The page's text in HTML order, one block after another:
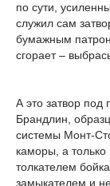
по сути,
служил сам
бумажным
сгорает –
А это затвор под
Брандлин,
системы Монт-
каморы, а только
толкателем
замыкателем и